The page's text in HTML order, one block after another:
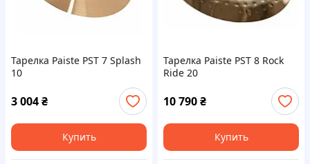
Тарелка Paiste PST 7 Splash
10
3 004₴
Купить
Тарелка Paiste PST 8 Rock
Ride 20
10 790₴
Купить